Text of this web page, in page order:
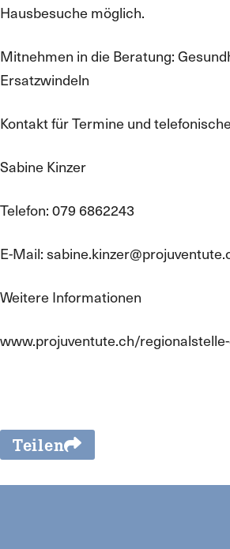
Hausbesuche möglich.
Mitnehmen in die Beratung:
Ersatzwindeln
Kontakt für Termine und
Sabine Kinzer
Telefon: 079 6862243
E-Mail:
Weitere Informationen
www.projuventute.ch/
Teilen